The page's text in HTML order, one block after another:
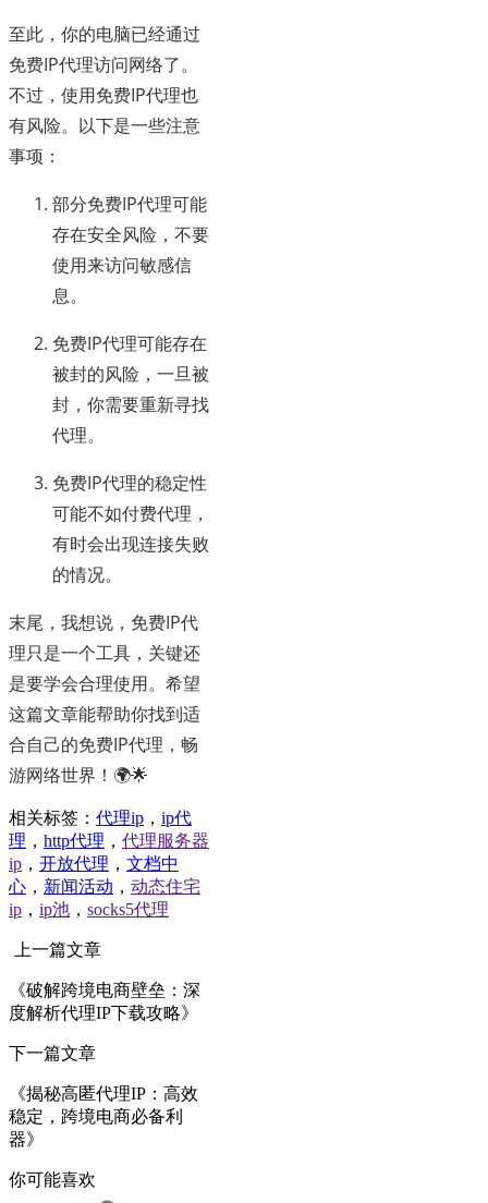
至此，你的电脑已经通过
免费IP代理访问网络了。
不过，使用免费IP代理也
有风险。以下是一些注意
事项：
部分免费IP代理可能
存在安全风险，不要
使用来访问敏感信
息。
免费IP代理可能存在
被封的风险，一旦被
封，你需要重新寻找
代理。
免费IP代理的稳定性
可能不如付费代理，
有时会出现连接失败
的情况。
末尾，我想说，免费IP代
理只是一个工具，关键还
是要学会合理使用。希望
这篇文章能帮助你找到适
合自己的免费IP代理，畅
游网络世界！🌍🌟
相关标签： 代理ip ， ip代
理 ， http代理 ， 代理服务器
ip ， 开放代理 ， 文档中
心 ， 新闻活动 ， 动态住宅
ip ， ip池 ， socks5代理
上一篇文章
《破解跨境电商壁垒：深
度解析代理IP下载攻略》
下一篇文章
《揭秘高匿代理IP：高效
稳定，跨境电商必备利
器》
你可能喜欢